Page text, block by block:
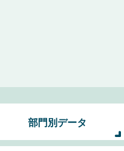
部門別データ